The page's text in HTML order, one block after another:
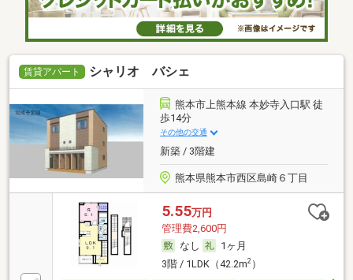
賃貸アパート シャリオ バシェ
熊本市上熊本線 本妙寺入口駅 徒
歩14分
その他の交通
新築 / 3階建
熊本県熊本市西区島崎６丁目
5.55万円
管理費2,600円
なし
1ヶ月
3階 / 1LDK（42.2m2）